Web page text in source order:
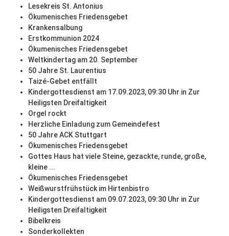
Lesekreis St. Antonius
Ökumenisches Friedensgebet
Krankensalbung
Erstkommunion 2024
Ökumenisches Friedensgebet
Weltkindertag am 20. September
50 Jahre St. Laurentius
Taizé-Gebet entfällt
Kindergottesdienst am 17.09.2023, 09:30 Uhr in Zur
Heiligsten Dreifaltigkeit
Orgel rockt
Herzliche Einladung zum Gemeindefest
50 Jahre ACK Stuttgart
Ökumenisches Friedensgebet
Gottes Haus hat viele Steine, gezackte, runde, große,
kleine ...
Ökumenisches Friedensgebet
Weißwurstfrühstück im Hirtenbistro
Kindergottesdienst am 09.07.2023, 09:30 Uhr in Zur
Heiligsten Dreifaltigkeit
Bibelkreis
Sonderkollekten